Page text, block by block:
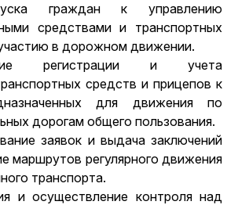
граждан к управлению
средствами и транспортных
в дорожном движении.
регистрации и учета
средств и прицепов к
для движения по
дорогам общего пользования.
заявок и выдача заключений
маршрутов регулярного движения
транспорта.
и осуществление контроля над